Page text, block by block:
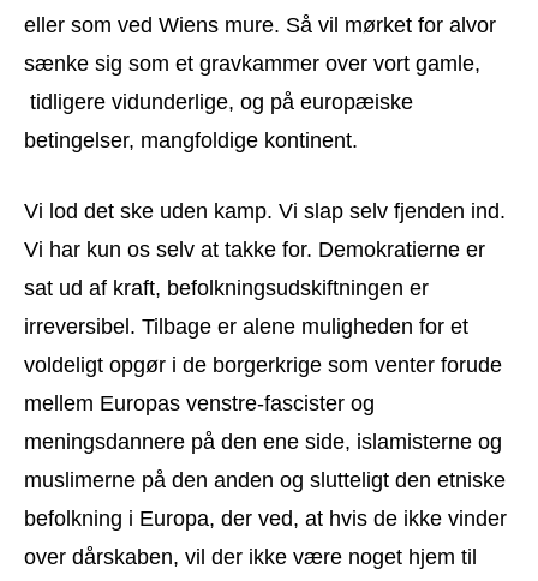
eller som ved Wiens mure. Så vil mørket for alvor
sænke sig som et gravkammer over vort gamle,
tidligere vidunderlige, og på europæiske
betingelser, mangfoldige kontinent.
Vi lod det ske uden kamp. Vi slap selv fjenden ind.
Vi har kun os selv at takke for. Demokratierne er
sat ud af kraft, befolkningsudskiftningen er
irreversibel. Tilbage er alene muligheden for et
voldeligt opgør i de borgerkrige som venter forude
mellem Europas venstre-fascister og
meningsdannere på den ene side, islamisterne og
muslimerne på den anden og slutteligt den etniske
befolkning i Europa, der ved, at hvis de ikke vinder
over dårskaben, vil der ikke være noget hjem til